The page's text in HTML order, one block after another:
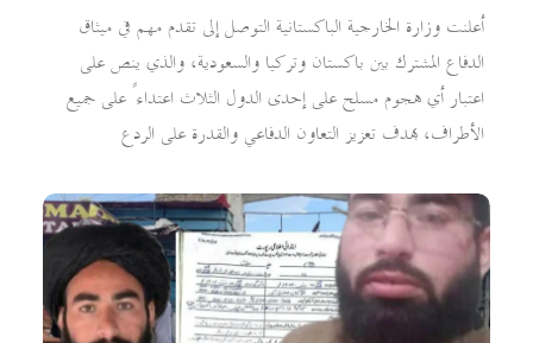
أعلنت وزارة الخارجية الباكستانية التوصل إلى تقدم مهم في ميثاق
الدفاع المشترك بين باكستان وتركيا والسعودية، والذي ينص على
اعتبار أي هجوم مسلح على إحدى الدول الثلاث اعتداءً على جميع
الأطراف، بهدف تعزيز التعاون الدفاعي والقدرة على الردع